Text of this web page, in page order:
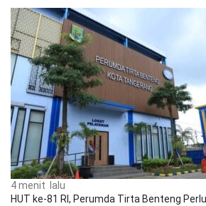
4 menit lalu
HUT ke-81 RI, Perumda Tirta Benteng